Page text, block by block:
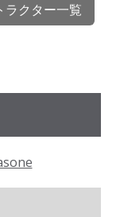
ラクター一覧